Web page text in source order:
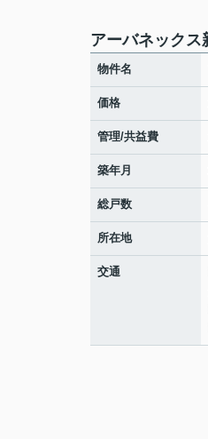
アーバネック
物件名
価格
管理/共益費
築年月
総戸数
所在地
交通